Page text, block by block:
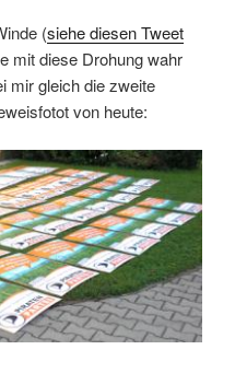
(siehe diesen Tweet
mit diese Drohung wahr
mir gleich die zweite
von heute: